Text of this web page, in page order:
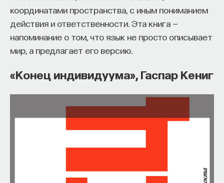
координатами пространства, с иным пониманием
действия и ответственности. Эта книга —
напоминание о том, что язык не просто описывает
мир, а предлагает его версию.
«Конец индивидуума», Гаспар Кениг